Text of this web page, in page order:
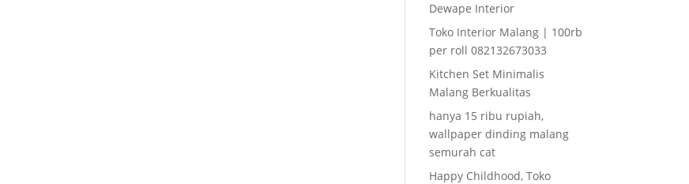
Dewape Interior
Toko Interior Malang | 100rb
per roll 082132673033
Kitchen Set Minimalis
Malang Berkualitas
hanya 15 ribu rupiah,
wallpaper dinding malang
semurah cat
Happy Childhood, Toko